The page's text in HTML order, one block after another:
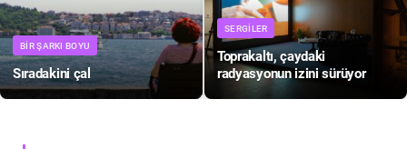
BIR ŞARKI BOYU
Sıradakini çal
SERGILER
Toprakaltı, çaydaki
radyasyonun izini sürüyor